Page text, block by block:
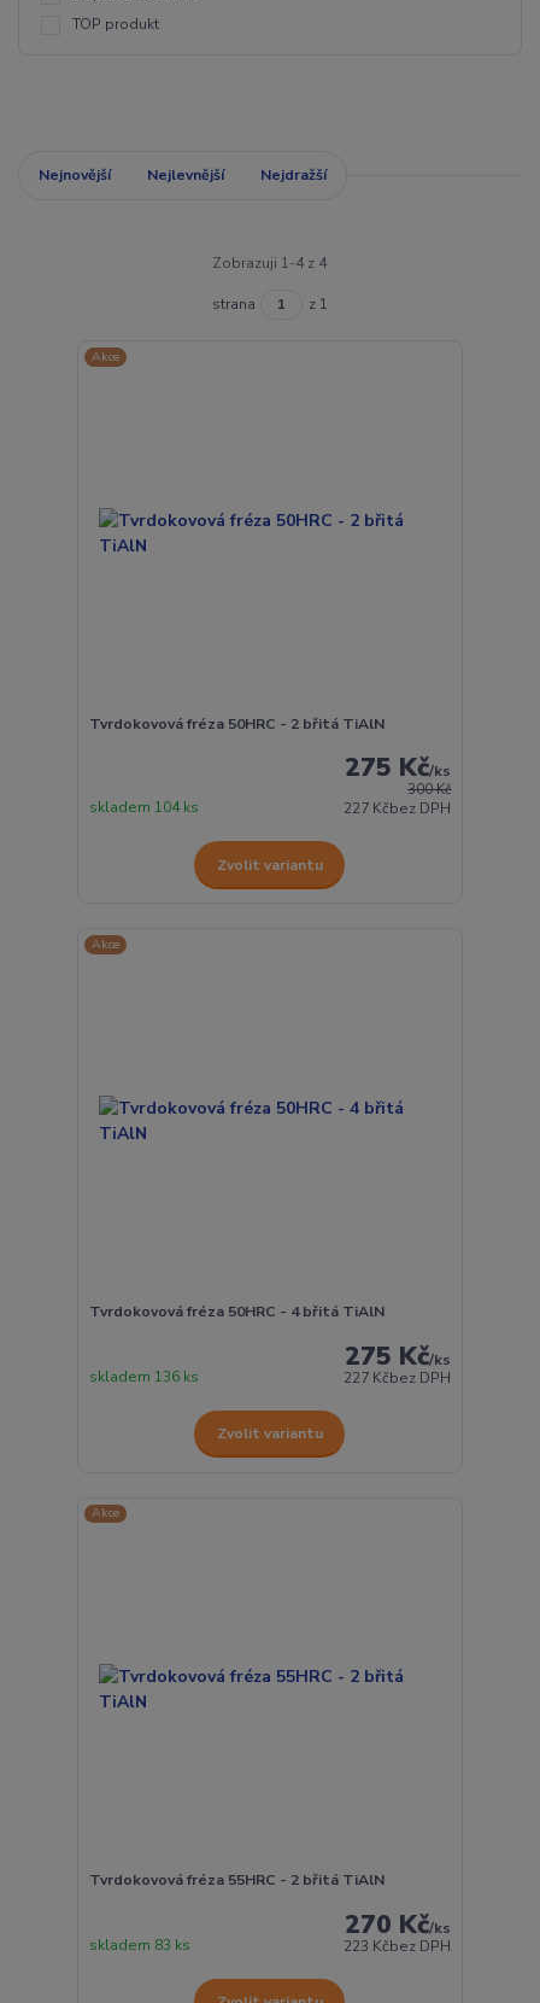
TOP produkt
Nejnovější Nejlevnější Nejdražší
Zobrazuji 1-4 z 4
strana z 1
Akce
Tvrdokovová fréza 50HRC - 2 břitá TiAlN
300 Kč
275 Kč/ks
227 Kčbez DPH
skladem 104 ks
Zvolit variantu
Akce
Tvrdokovová fréza 50HRC - 4 břitá TiAlN
275 Kč/ks
227 Kčbez DPH
skladem 136 ks
Zvolit variantu
Akce
Tvrdokovová fréza 55HRC - 2 břitá TiAlN
270 Kč/ks
223 Kčbez DPH
skladem 83 ks